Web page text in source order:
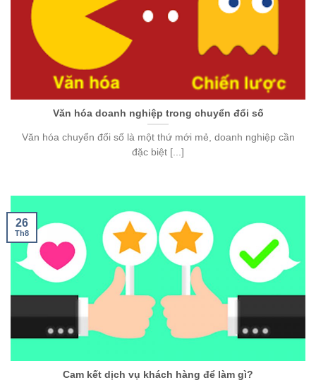
Văn hóa doanh nghiệp trong chuyển đổi số
Văn hóa chuyển đổi số là một thứ mới mẻ, doanh nghiệp cần
đặc biệt [...]
Cam kết dịch vụ khách hàng để làm gì?
26
Th8